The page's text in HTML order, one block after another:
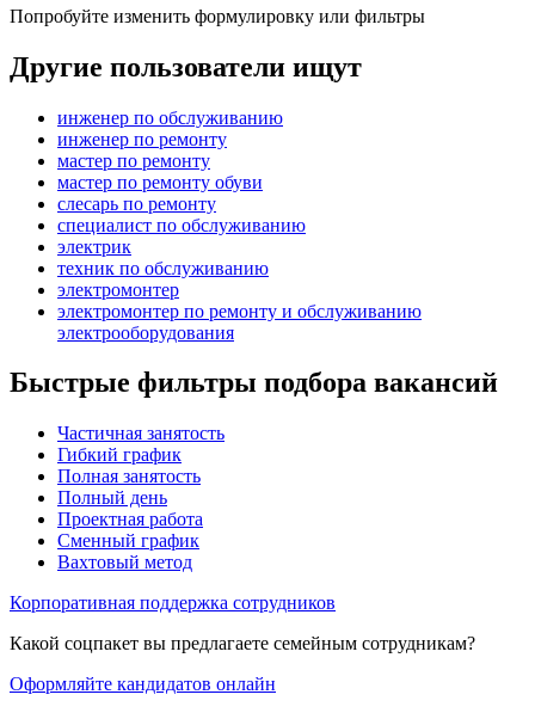
Попробуйте изменить формулировку или фильтры
Другие пользователи ищут
инженер по обслуживанию
инженер по ремонту
мастер по ремонту
мастер по ремонту обуви
слесарь по ремонту
специалист по обслуживанию
электрик
техник по обслуживанию
электромонтер
электромонтер по ремонту и обслуживанию
электрооборудования
Быстрые фильтры подбора вакансий
Частичная занятость
Гибкий график
Полная занятость
Полный день
Проектная работа
Сменный график
Вахтовый метод
Корпоративная поддержка сотрудников
Какой соцпакет вы предлагаете семейным сотрудникам?
Оформляйте кандидатов онлайн